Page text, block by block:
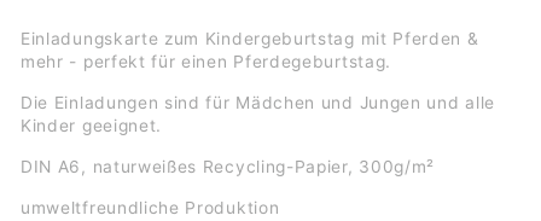
Einladungskarte zum Kindergeburtstag mit Pferden &
mehr - perfekt für einen Pferdegeburtstag.
Die Einladungen sind für Mädchen und Jungen und alle
Kinder geeignet.
DIN A6, naturweißes Recycling-Papier, 300g/m²
umweltfreundliche Produktion